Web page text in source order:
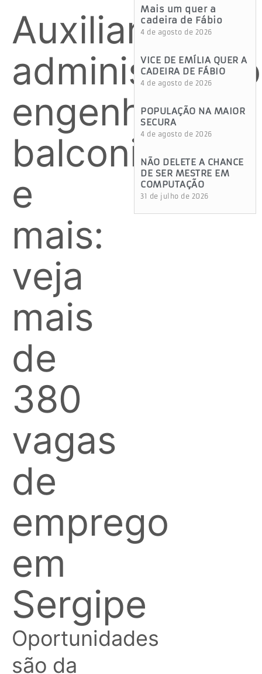
Auxiliar
engenheiro,
balconista
e
mais:
veja
mais
de
380
vagas
de
emprego
em
Sergipe
Oportunidades
são da
Mais um quer a
cadeira de Fábio
4 de agosto de 2026
VICE DE EMÍLIA QUER A
CADEIRA DE FÁBIO
4 de agosto de 2026
POPULAÇÃO NA MAIOR
SECURA
4 de agosto de 2026
NÃO DELETE A CHANCE
DE SER MESTRE EM
COMPUTAÇÃO
31 de julho de 2026